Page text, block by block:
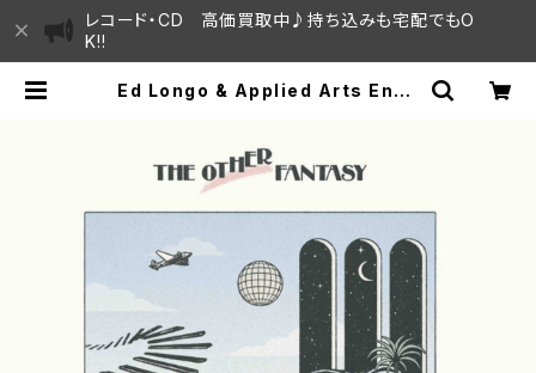
レコード・CD 高価買取中♪持ち込みも宅配でもO
K!!
Ed Longo & Applied Arts Ense
通りからすぐ♫見晴らしの良いレコー
ド屋